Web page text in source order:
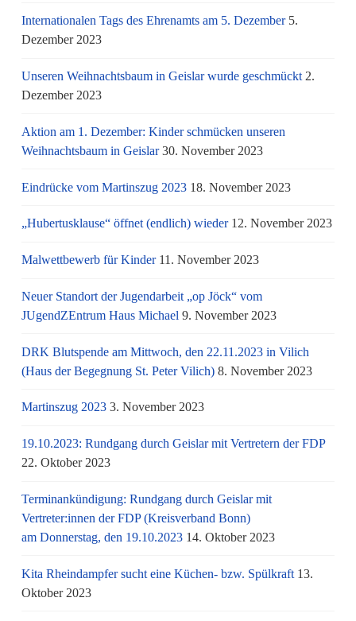
Internationalen Tags des Ehrenamts am 5. Dezember 5.
Dezember 2023
Unseren Weihnachtsbaum in Geislar wurde geschmückt 2.
Dezember 2023
Aktion am 1. Dezember: Kinder schmücken unseren
Weihnachtsbaum in Geislar 30. November 2023
Eindrücke vom Martinszug 2023 18. November 2023
„Hubertusklause“ öffnet (endlich) wieder 12. November 2023
Malwettbewerb für Kinder 11. November 2023
Neuer Standort der Jugendarbeit „op Jöck“ vom
JUgendZEntrum Haus Michael 9. November 2023
DRK Blutspende am Mittwoch, den 22.11.2023 in Vilich
(Haus der Begegnung St. Peter Vilich) 8. November 2023
Martinszug 2023 3. November 2023
19.10.2023: Rundgang durch Geislar mit Vertretern der FDP
22. Oktober 2023
Terminankündigung: Rundgang durch Geislar mit
Vertreter:innen der FDP (Kreisverband Bonn)
am Donnerstag, den 19.10.2023 14. Oktober 2023
Kita Rheindampfer sucht eine Küchen- bzw. Spülkraft 13.
Oktober 2023